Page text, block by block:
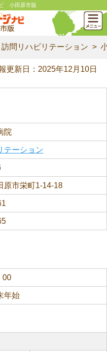
小田原市版
訪問リハビリテーション
更新日：2025年12月10日
院
テーション
原市栄町1-14-18
00
年始